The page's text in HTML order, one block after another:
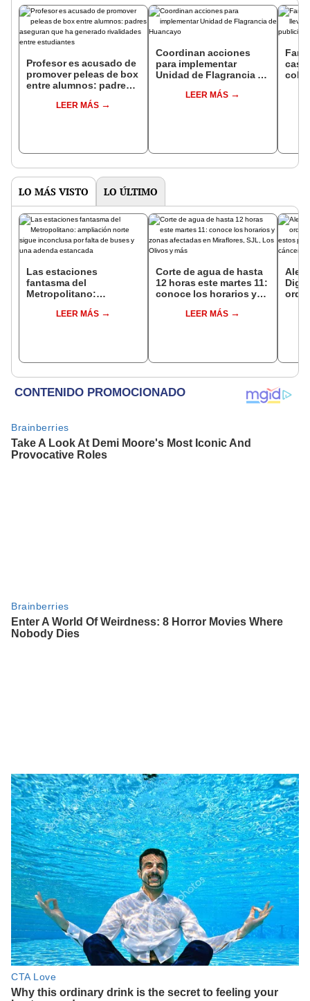
Profesor es acusado de
promover peleas de box
entre alumnos: padres
generado rivalidades
LEER MÁS
Coordinan acciones
para implementar
Unidad de Flagrancia de
LEER MÁS
casi
LO MÁS VISTO LO ÚLTIMO
Las estaciones
fantasma del
Metropolitano:
inconclusa por falta de
LEER MÁS
Corte de agua de hasta
12 horas este martes 11:
conoce los horarios y
Miraflores, SJL, Los
LEER MÁS